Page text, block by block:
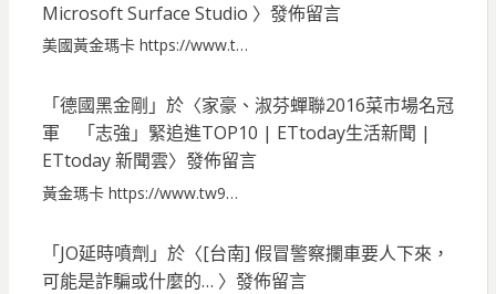
Microsoft Surface Studio 〉發佈留言
美國黃金瑪卡 https://www.t…
「德國黑金剛 」於〈家豪、淑芬蟬聯2016菜市場名冠
軍 「志強」緊追進TOP10 | ETtoday生活新聞 |
ETtoday 新聞雲〉發佈留言
黃金瑪卡 https://www.tw9…
「JO延時噴劑 」於〈[台南] 假冒警察攔車要人下來，
可能是詐騙或什麼的… 〉發佈留言